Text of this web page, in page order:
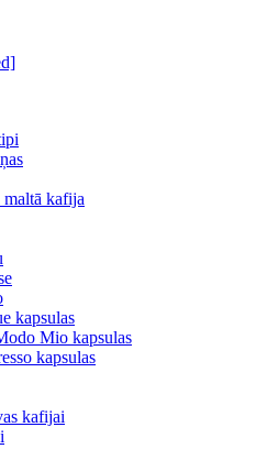
kafija
kapsulas
Mio kapsulas
kapsulas
kafijai